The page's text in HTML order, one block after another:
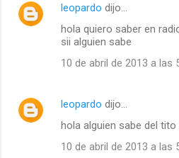
leopardo dijo…
hola quiero saber en
sii alguien sabe
10 de abril de 2013 a las
leopardo dijo…
hola alguien sabe del
10 de abril de 2013 a las